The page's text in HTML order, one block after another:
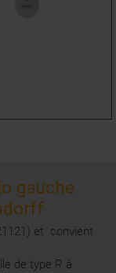
gauche
et convient
de type R à